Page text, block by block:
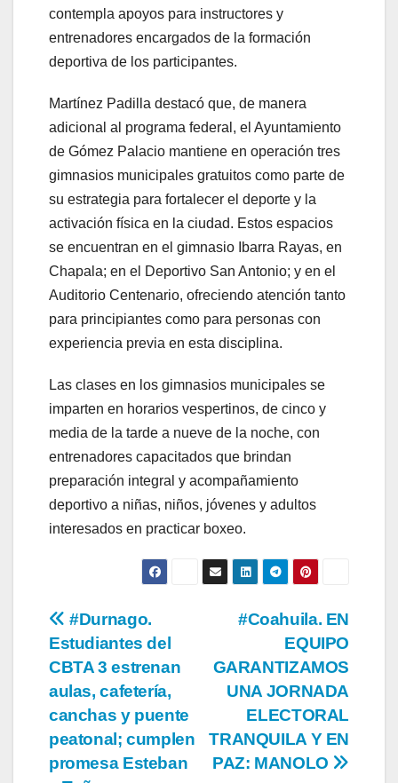
contempla apoyos para instructores y
entrenadores encargados de la formación
deportiva de los participantes.
Martínez Padilla destacó que, de manera
adicional al programa federal, el Ayuntamiento
de Gómez Palacio mantiene en operación tres
gimnasios municipales gratuitos como parte de
su estrategia para fortalecer el deporte y la
activación física en la ciudad. Estos espacios
se encuentran en el gimnasio Ibarra Rayas, en
Chapala; en el Deportivo San Antonio; y en el
Auditorio Centenario, ofreciendo atención tanto
para principiantes como para personas con
experiencia previa en esta disciplina.
Las clases en los gimnasios municipales se
imparten en horarios vespertinos, de cinco y
media de la tarde a nueve de la noche, con
entrenadores capacitados que brindan
preparación integral y acompañamiento
deportivo a niñas, niños, jóvenes y adultos
interesados en practicar boxeo.
Navegación
de
entradas
#Coahuila. EN
EQUIPO
GARANTIZAMOS
UNA JORNADA
ELECTORAL
TRANQUILA Y EN
PAZ: MANOLO
#Durnago.
Estudiantes del
CBTA 3 estrenan
aulas, cafetería,
canchas y puente
peatonal; cumplen
promesa Esteban